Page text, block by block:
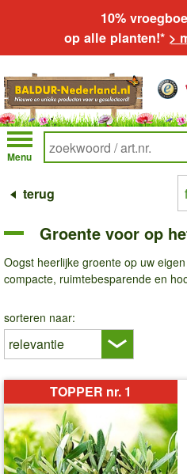
10%
op alle planten!* >
Menu
terug
Groente voor op
Oogst heerlijke groente op uw
compacte, ruimtebesparende en
sorteren naar:
TOPPER nr. 1